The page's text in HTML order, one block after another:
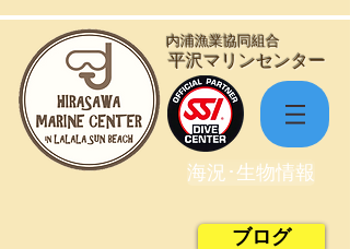
​平沢マリンセンター
​内浦漁業協同組合
海況･生物情報
ブログ